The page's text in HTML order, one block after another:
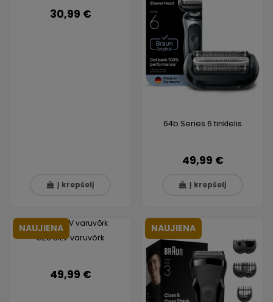
30,99 €
Į krepšelį
64b Series 6 tinklelis
49,99 €
Į krepšelį
NAUJIENA
52S SILV varuvõrk
49,99 €
NAUJIENA